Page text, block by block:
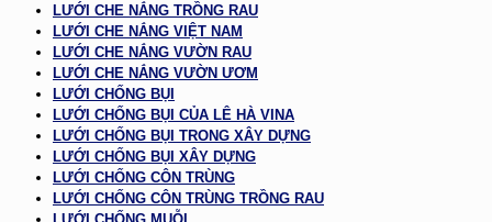
LƯỚI CHE NẮNG TRỒNG RAU
LƯỚI CHE NẮNG VIỆT NAM
LƯỚI CHE NẮNG VƯỜN RAU
LƯỚI CHE NẮNG VƯỜN ƯƠM
LƯỚI CHỐNG BỤI
LƯỚI CHỐNG BỤI CỦA LÊ HÀ VINA
LƯỚI CHỐNG BỤI TRONG XÂY DỰNG
LƯỚI CHỐNG BỤI XÂY DỰNG
LƯỚI CHỐNG CÔN TRÙNG
LƯỚI CHỐNG CÔN TRÙNG TRỒNG RAU